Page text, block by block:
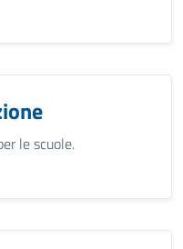
le scuole.